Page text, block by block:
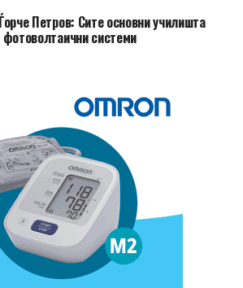
Петров: Сите основни училишта
системи